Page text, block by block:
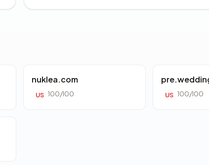
nuklea.com
US 100/100 US 100/100